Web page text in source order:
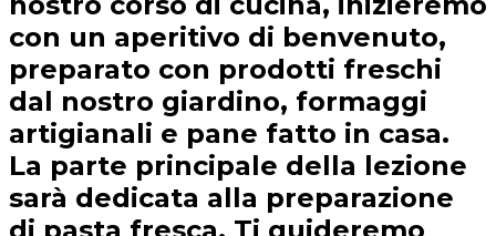
con un aperitivo di benvenuto,
preparato con prodotti freschi
dal nostro giardino, formaggi
artigianali e pane fatto in casa.
La parte principale della lezione
sarà dedicata alla preparazione